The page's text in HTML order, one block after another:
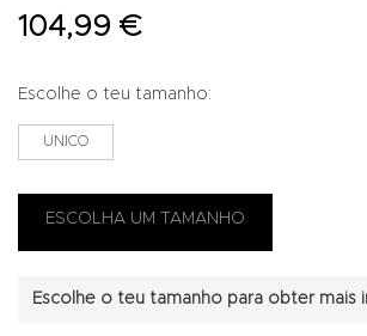
104,99 €
Escolhe o teu tamanho:
UNICO
Escolhe o teu tamanho para obter mais